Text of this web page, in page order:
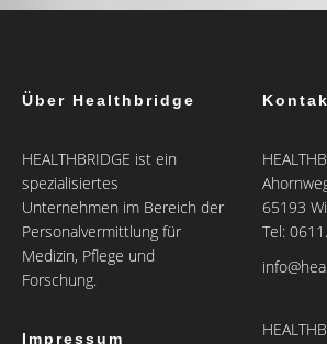
Über Healthbridge
HEALTHBRIDGE ist ein
spezialisiertes
Unternehmen im Bereich der
Personalvermittlung für
Medizin, Pflege und
Forschung.
Impressum
65193
Tel: